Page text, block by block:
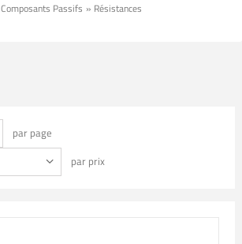
Composants Passifs » Résistances
par page
par prix